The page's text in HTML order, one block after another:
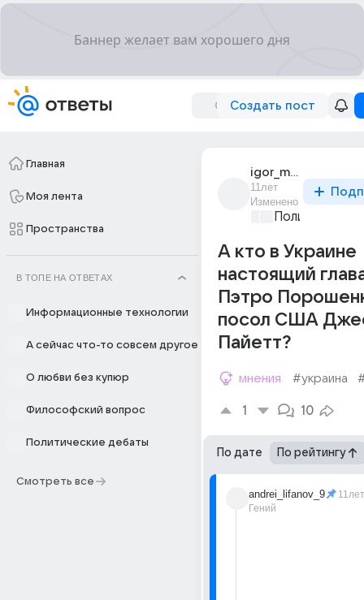
Создать пост
Главная
Моя лента
Пространства
В ТОПЕ НА ОТВЕТАХ
Информационные технологии
А сейчас что-то совсем другое
О любви без купюр
Философский вопрос
Политические дебаты
Смотреть все
igor_morozov_1025
11лет
Изменено
А кто в Украине
настоящий
Пэтро
посол США
Пайетт?
мнения #украина
1 10
По дате По рейтингу
andrei_lifanov_9
Гений
11лет